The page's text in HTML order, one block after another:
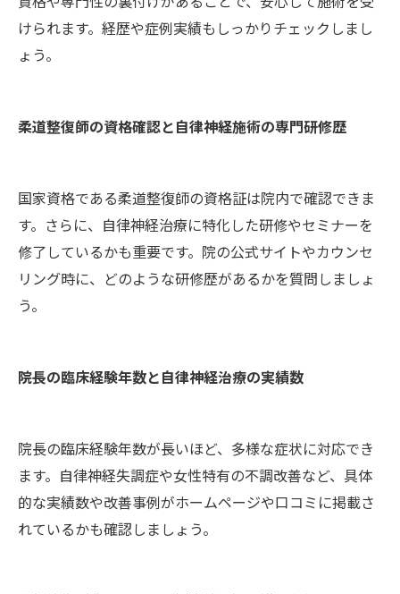
けられます。経歴や症例実績もしっかりチェックしまし
ょう。
柔道整復師の資格確認と自律神経施術の専門研修歴
国家資格である柔道整復師の資格証は院内で確認できま
す。さらに、自律神経治療に特化した研修やセミナーを
修了しているかも重要です。院の公式サイトやカウンセ
リング時に、どのような研修歴があるかを質問しましょ
う。
院長の臨床経験年数と自律神経治療の実績数
院長の臨床経験年数が長いほど、多様な症状に対応でき
ます。自律神経失調症や女性特有の不調改善など、具体
的な実績数や改善事例がホームページや口コミに掲載さ
れているかも確認しましょう。